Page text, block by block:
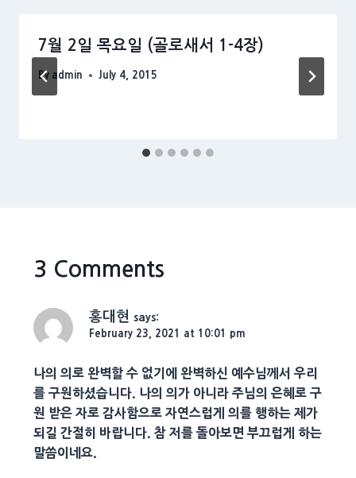
7월 2일 목요일 (골로새서 1-4장)
By admin July 4, 2015
3 Comments
홍대현 says:
February 23, 2021 at 10:01 pm
나의 의로 완벽할 수 없기에 완벽하신 예수님께서 우리
를 구원하셨습니다. 나의 의가 아니라 주님의 은혜로 구
원 받은 자로 감사함으로 자연스럽게 의를 행하는 제가
되길 간절히 바랍니다. 참 저를 돌아보면 부끄럽게 하는
말씀이네요.